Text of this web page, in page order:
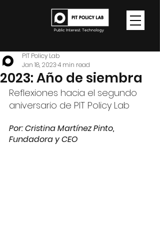
2023: Año de siembra
PIT Policy Lab
Jan 18, 20234 min read
Reflexiones hacia el segundo
aniversario de PIT Policy Lab
Por: Cristina Martínez Pinto,
Fundadora y CEO